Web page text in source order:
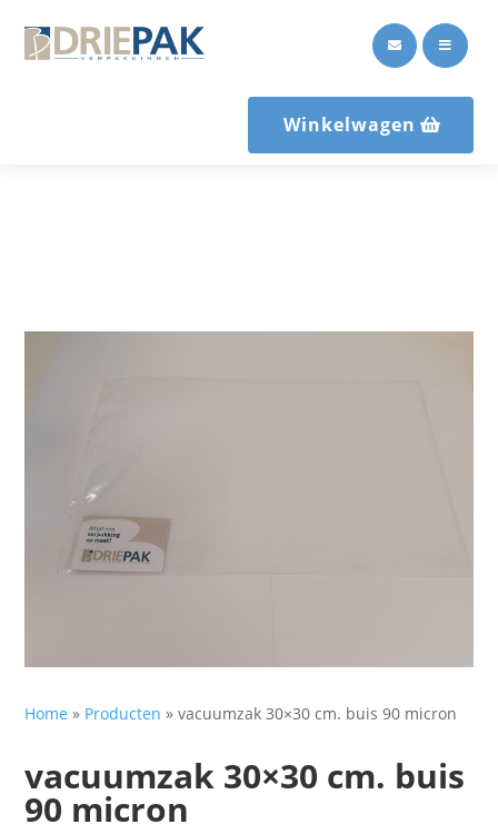
 
Winkelwagen
Home » Producten »vacuumzak 30×30 cm. buis 90 micron
vacuumzak 30×30 cm. buis
90 micron